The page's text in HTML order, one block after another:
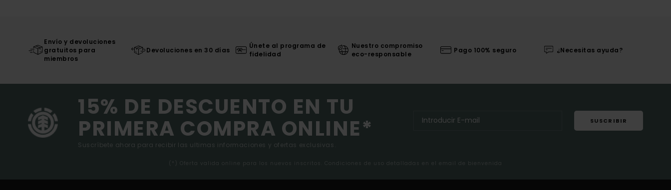
Envío y devoluciones
gratuitos para
miembros
Devoluciones en 30 días
Únete al programa de
fidelidad
Nuestro compromiso
eco-responsable
Pago 100% seguro ¿Necesitas ayuda?
15% DE DESCUENTO EN TU
PRIMERA COMPRA ONLINE*
Suscríbete ahora para recibir las ultimas informaciones y ofertas exclusivas.
SUSCRIBIR
(*) Oferta valida online para los nuevos inscritos. Condiciones de uso detalladas en el email de bienvenida